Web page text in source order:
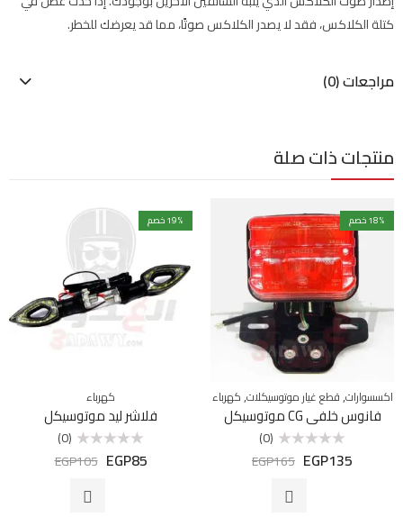
كتلة الكلاكس، فقد لا يصدر الكلاكس صوتًا، مما قد يعرضك للخطر.
مراجعات (0)
منتجات ذات صلة
18% خصم
اكسسوارات,قطع غيار موتوسيكلات,كهرباء
فانوس خلفي CG موتوسيكل
التقييم
(0)
EGP135
EGP165
19% خصم
كهرباء
فلاشر ليد موتوسيكل
التقييم
(0)
EGP85
EGP105